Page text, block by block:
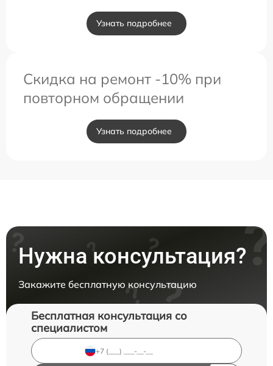
Узнать подробнее
Скидка на ремонт -10% при
повторном обращении
Узнать подробнее
Нужна консультация?
Закажите бесплатную консультацию
Бесплатная консультация со
специалистом